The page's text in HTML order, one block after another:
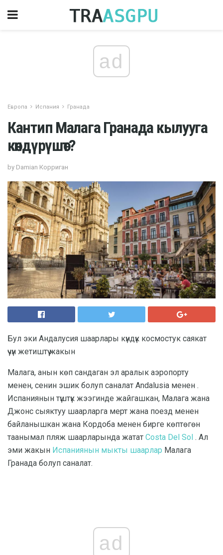
ad
Европа Испания Гранада
Кантип Малага Гранада кылууга
көндүрүшөт?
by Damian Корриган
Бул эки Андалусия шаарлары күндүк космостук саякат
үчүн жетиштүү жакын
Малага, анын көп сандаган эл аралык аэропорту
менен, сенин эшик болуп саналат Andalusia менен .
Испаниянын түштүк жээгинде жайгашкан, Малага жана
Джонс сыяктуу шаарларга мерт жана поезд менен
байланышкан жана Кордоба менен бирге көптөгөн
таанымал пляж шаарларында жатат Costa Del Sol . Ал
эми жакын Испаниянын мыкты шаарлар Малага
Гранада болуп саналат.
ad